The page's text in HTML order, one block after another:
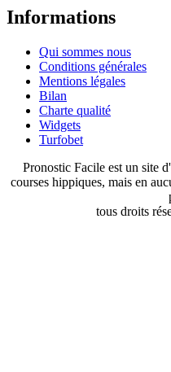
Informations
Qui sommes nous
Conditions générales
Mentions légales
Bilan
Charte qualité
Widgets
Turfobet
Pronostic Facile est un site
courses hippiques, mais en
tous droits